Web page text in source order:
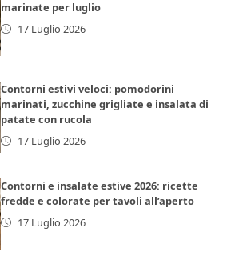
marinate per luglio
17 Luglio 2026
Contorni estivi veloci: pomodorini
marinati, zucchine grigliate e insalata di
patate con rucola
17 Luglio 2026
Contorni e insalate estive 2026: ricette
fredde e colorate per tavoli all’aperto
17 Luglio 2026